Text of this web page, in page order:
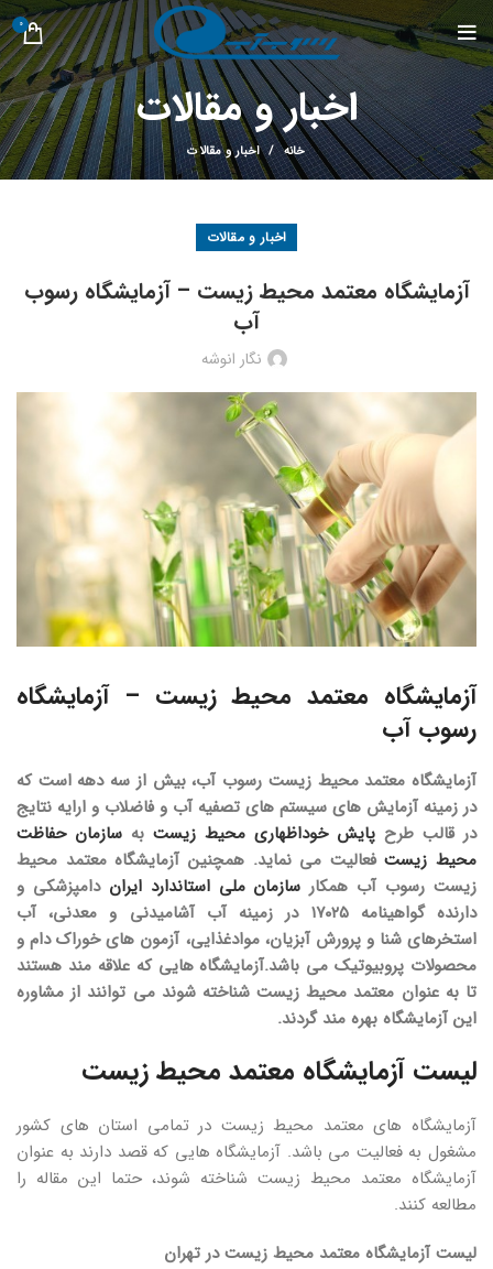
0
اخبار و مقالات
خانه اخبار و مقالات
اخبار و مقالات
آزمایشگاه معتمد محیط زیست – آزمایشگاه رسوب
آب
نگار انوشه
آزمایشگاه معتمد محیط زیست – آزمایشگاه
رسوب آب
آزمایشگاه معتمد محیط زیست رسوب آب، بیش از سه دهه است که
در زمینه آزمایش های سیستم های تصفیه آب و فاضلاب و ارایه نتایج
در قالب طرح پایش خوداظهاری محیط زیست به سازمان حفاظت
محیط زیستفعالیت می نماید. همچنین آزمایشگاه معتمد محیط
زیست رسوب آب همکار سازمان ملی استاندارد ایران دامپزشکی و
دارنده گواهینامه ۱۷۰۲۵ در زمینه آب آشامیدنی و معدنی، آب
استخرهای شنا و پرورش آبزیان، موادغذایی، آزمون های خوراک دام و
محصولات پروبیوتیک می باشد.آزمایشگاه هایی که علاقه مند هستند
تا به عنوان معتمد محیط زیست شناخته شوند می توانند از مشاوره
این آزمایشگاه بهره مند گردند.
لیست آزمایشگاه معتمد محیط زیست
آزمایشگاه های معتمد محیط زیست در تمامی استان های کشور
مشغول به فعالیت می باشد. آزمایشگاه هایی که قصد دارند به عنوان
آزمایشگاه معتمد محیط زیست شناخته شوند، حتما این مقاله را
مطالعه کنند.
لیست آزمایشگاه معتمد محیط زیست در تهران